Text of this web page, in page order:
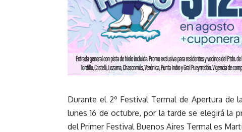
Durante el 2º Festival Termal de Apertura de
lunes 16 de octubre, por la tarde se elegirá la
del Primer Festival Buenos Aires Termal es